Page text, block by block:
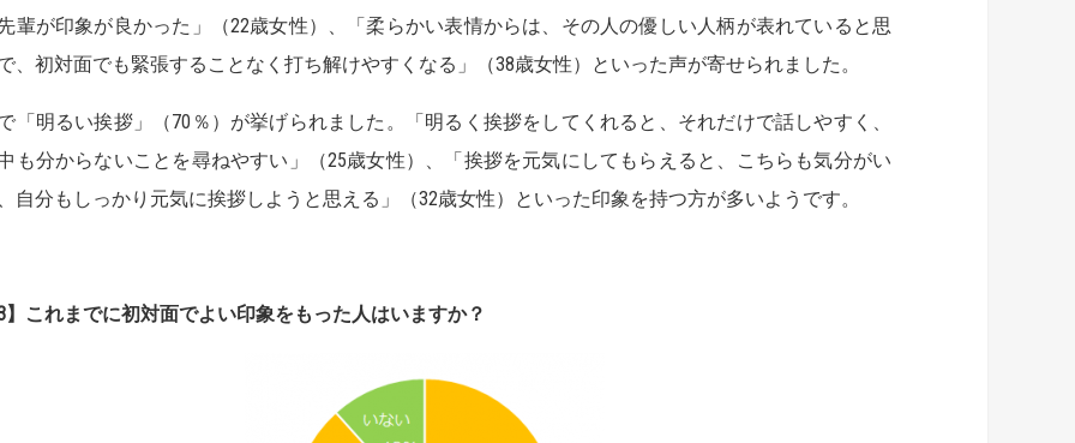
輩が印象が良かった」（22歳女性）、「柔らかい表情からは、その人の優しい人柄が表れていると思
、初対面でも緊張することなく打ち解けやすくなる」（38歳女性）といった声が寄せられました。
「明るい挨拶」（70％）が挙げられました。「明るく挨拶をしてくれると、それだけで話しやすく、
も分からないことを尋ねやすい」（25歳女性）、「挨拶を元気にしてもらえると、こちらも気分がい
自分もしっかり元気に挨拶しようと思える」（32歳女性）といった印象を持つ方が多いようです。
これまでに初対面でよい印象をもった人はいますか？